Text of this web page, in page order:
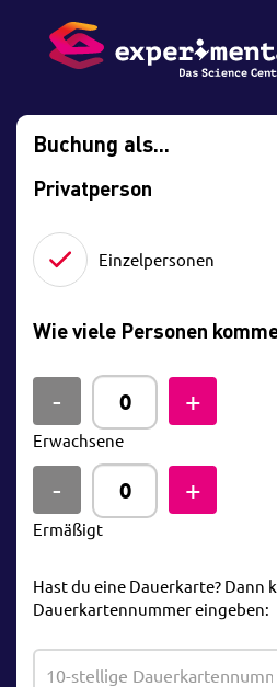
Buchung als...
Privatperson
Einzelpersonen
Wie viele Personen
Erwachsene
Ermäßigt
Hast du eine Dauerkarte? Dann
Dauerkartennummer eingeben: